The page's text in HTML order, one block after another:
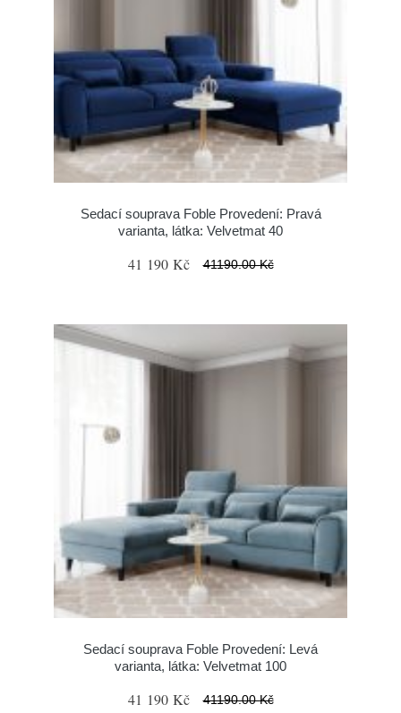
Sedací souprava Foble Provedení: Pravá
varianta, látka: Velvetmat 40
41 190 Kč 41190.00 Kč
Sedací souprava Foble Provedení: Levá
varianta, látka: Velvetmat 100
41 190 Kč 41190.00 Kč